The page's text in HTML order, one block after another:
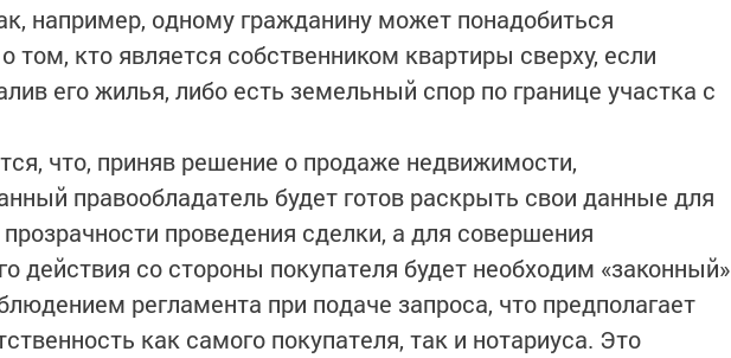
например, одному гражданину может понадобиться
том, кто является собственником квартиры сверху, если
его жилья, либо есть земельный спор по границе участка с
что, приняв решение о продаже недвижимости,
правообладатель будет готов раскрыть свои данные для
проведения сделки, а для совершения
действия со стороны покупателя будет необходим «законный»
регламента при подаче запроса, что предполагает
как самого покупателя, так и нотариуса. Это